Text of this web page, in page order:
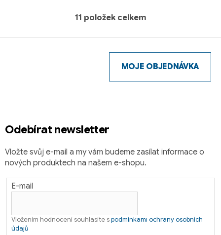
v
y
v
11 položek celkem
Odebírat newsletter
Vložte svůj e-mail a my vám budeme zasílat informace o
nových produktech na našem e-shopu.
E-mail
Vložením hodnocení souhlasíte spodmínkami ochrany osobních
údajů
MOJE OBJEDNÁVKA